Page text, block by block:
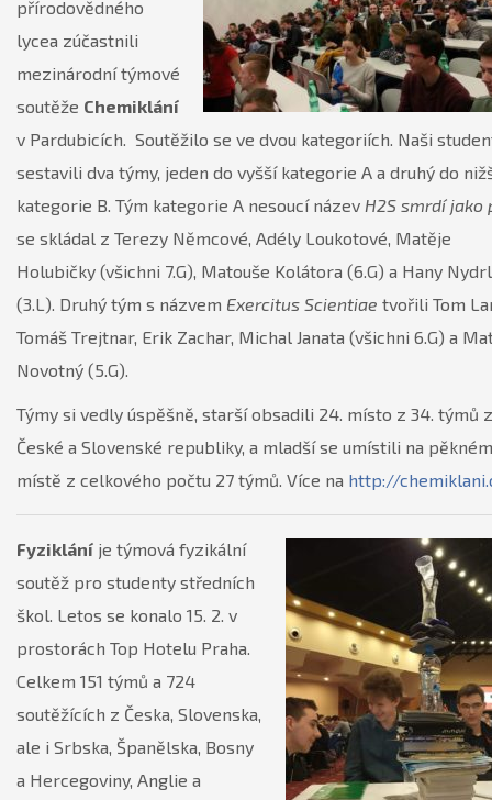
přírodovědného
lycea zúčastnili
mezinárodní týmové
soutěže Chemiklání
v Pardubicích. Soutěžilo se ve dvou kategoriích. Naši
sestavili dva týmy, jeden do vyšší kategorie A a druhý do
kategorie B. Tým kategorie A nesoucí název H2S smrdí jako
se skládal z Terezy Němcové, Adély Loukotové, Matěje
Holubičky (všichni 7.G), Matouše Kolátora (6.G) a Hany
(3.L). Druhý tým s názvem Exercitus Scientiae tvořili Tom
Tomáš Trejtnar, Erik Zachar, Michal Janata (všichni 6.G) a
Novotný (5.G).
Týmy si vedly úspěšně, starší obsadili 24. místo z 34. týmů z
České a Slovenské republiky, a mladší se umístili na pěkném
místě z celkového počtu 27 týmů. Více na http://
Fyziklání je týmová fyzikální
soutěž pro studenty středních
škol. Letos se konalo 15. 2. v
prostorách Top Hotelu Praha.
Celkem 151 týmů a 724
soutěžících z Česka, Slovenska,
ale i Srbska, Španělska, Bosny
a Hercegoviny, Anglie a